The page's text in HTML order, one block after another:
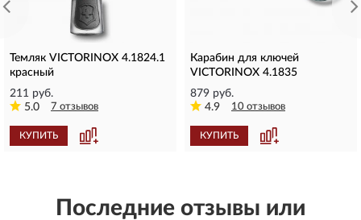
Темляк VICTORINOX 4.1824.1
красный
211 руб.
5.0
7 отзывов
КУПИТЬ
Карабин для ключей
VICTORINOX 4.1835
879 руб.
4.9
10 отзывов
КУПИТЬ
Последние отзывы или